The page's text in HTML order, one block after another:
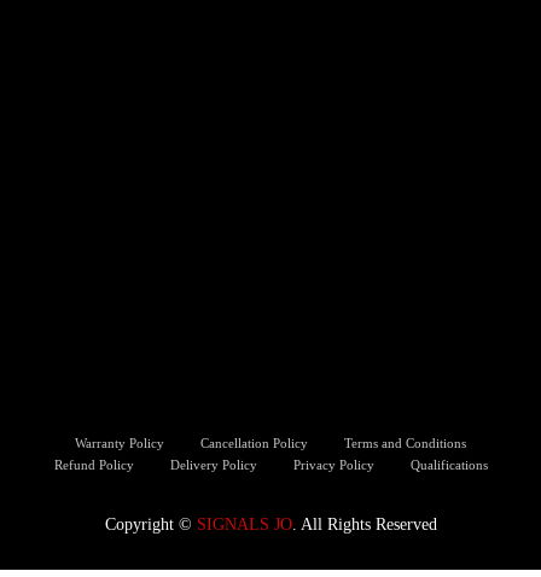
Warranty Policy Cancellation Policy
Terms and Conditions
Refund Policy
Delivery Policy Privacy Policy Qualifications
Copyright ©️ SIGNALS JO. All Rights Reserved